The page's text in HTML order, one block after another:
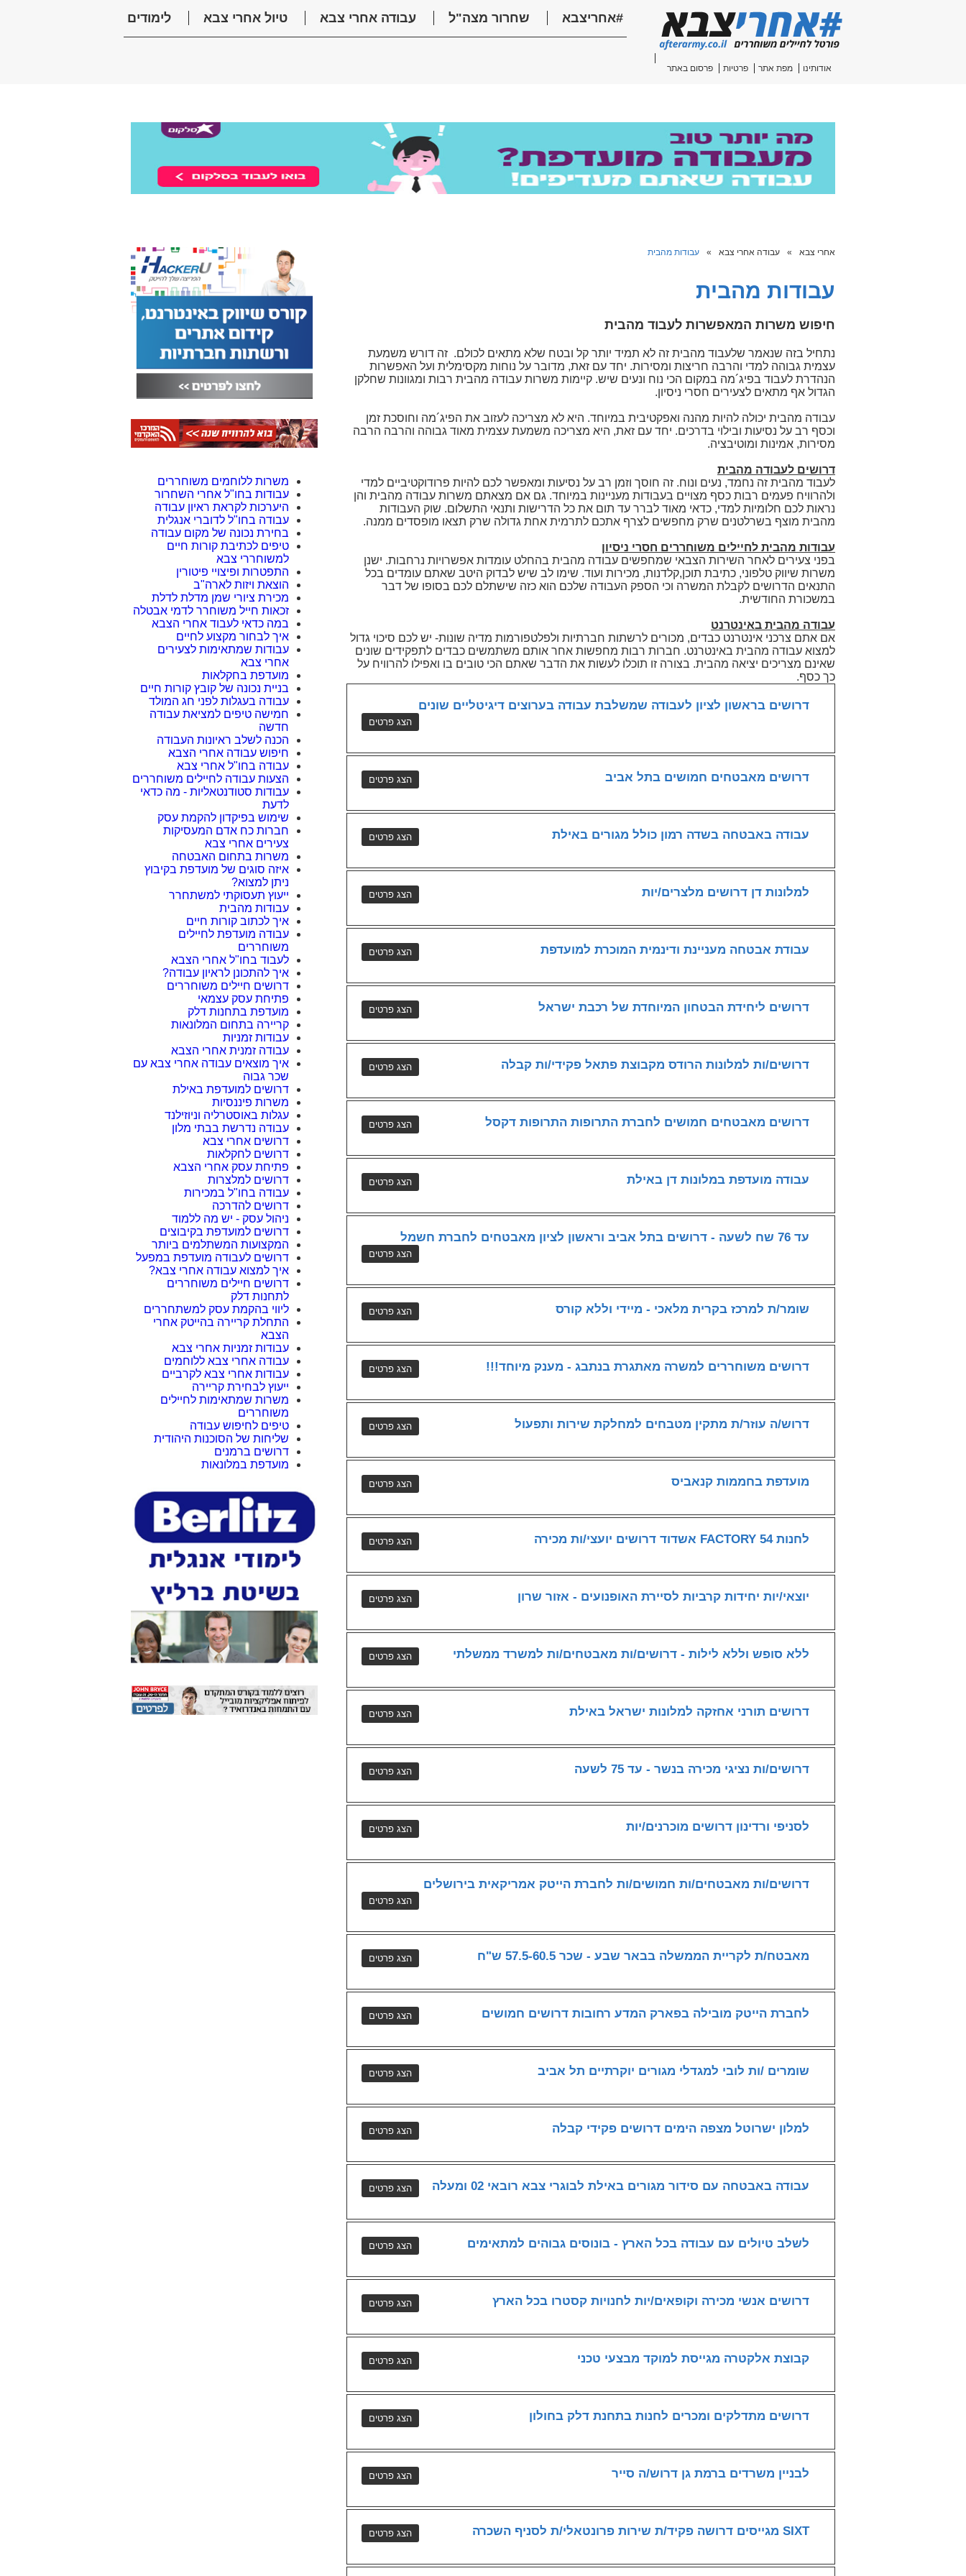
אודותינו מפת אתר פרטיות פרסום באתר
#אחריצבא שחרור מצה"ל עבודה אחרי צבא טיול אחרי צבא לימודים
אחרי צבא » עבודה אחרי צבא » עבודות מהבית
עבודות מהבית
חיפוש משרות המאפשרות לעבוד מהבית
נתחיל בזה שנאמר שלעבוד מהבית זה לא תמיד יותר קל ובטח שלא מתאים לכולם. זה דורש משמעת
עצמית גבוהה למדי והרבה חריצות ומסירות. יחד עם זאת, מדובר על נוחות מקסימלית ועל האפשרות
הנהדרת לעבוד בפיג´מה במקום הכי נוח ונעים שיש. קיימות משרות עבודה מהבית רבות ומגוונות שחלקן
הגדול אף מתאים לצעירים חסרי ניסיון.
עבודה מהבית יכולה להיות מהנה ואפקטיבית במיוחד. היא לא מצריכה לעזוב את הפיג´מה וחוסכת זמן
וכסף רב על נסיעות ובילוי בדרכים. יחד עם זאת, היא מצריכה משמעת עצמית מאוד גבוהה והרבה הרבה
מסירות, אמינות ומוטיבציה.
דרושים לעבודה מהבית
לעבוד מהבית זה נחמד, נעים ונוח. זה חוסך וזמן רב על נסיעות ומאפשר לכם להיות פרודוקטיביים למדי
ולהרוויח פעמים רבות כסף מצויים בעבודות מעניינות במיוחד. גם אם מצאתם משרות עבודה מהבית והן
נראות לכם חלומיות למדי, כדאי מאוד לברר עד תום את כל הדרישות ותנאי התשלום. שוק העבודות
מהבית מוצף בשרלטנים שרק מחפשים לצרף אתכם לתרמית אחת גדולה שרק תצאו מופסדים ממנה.
עבודות מהבית לחיילים משוחררים חסרי ניסיון
בפני צעירים לאחר השירות הצבאי שמחפשים עבודה מהבית בהחלט עומדות אפשרויות נרחבות. ישנן
משרות שיווק טלפוני, כתיבת תוכן,קלדנות, מכירות ועוד. שימו לב שיש לבדוק היטב שאתם עומדים בכל
התנאים הדרושים לקבלת המשרה וכי הספק העבודה שלכם הוא כזה שישתלם לכם בסופו של דבר
במשכורת החודשית.
עבודה מהבית באינטרנט
אם אתם צרכני אינטרנט כבדים, מכורים לרשתות חברתיות ולפלטפורמות מדיה שונות- יש לכם סיכוי גדול
למצוא עבודה מהבית באינטרנט. חברות רבות מחפשות אחר אותם משתמשים כבדים לתפקידים שונים
שאינם מצריכים יציאה מהבית. בצורה זו תוכלו לעשות את הדבר שאתם הכי טובים בו ואפילו להרוויח על
כך כסף.
דרושים בראשון לציון לעבודה שמשלבת עבודה בערוצים דיגיטליים שונים
דרושים מאבטחים חמושים בתל אביב
עבודה באבטחה בשדה רמון כולל מגורים באילת
למלונות דן דרושים מלצרים/יות
עבודת אבטחה מעניינת ודינמית המוכרת למועדפת
דרושים ליחידת הבטחון המיוחדת של רכבת ישראל
דרושים/ות למלונות הרודס מקבוצת פתאל פקידי/ות קבלה
דרושים מאבטחים חמושים לחברת התרופות התרופות דקסל
עבודה מועדפת במלונות דן באילת
עד 76 שח לשעה - דרושים בתל אביב וראשון לציון מאבטחים לחברת חשמל
שומר/ת למרכז בקרית מלאכי - מיידי וללא קורס
דרושים משוחררים למשרה מאתגרת בנתבג - מענק מיוחד!!!
דרוש/ה עוזר/ת מתקין מטבחים למחלקת שירות ותפעול
מועדפת בחממות קנאביס
לחנות FACTORY 54 אשדוד דרושים יועצי/ות מכירה
יוצאי/יות יחידות קרביות לסיירת האופנועים - אזור שרון
ללא סופש וללא לילות - דרושים/ות מאבטחים/ות למשרד ממשלתי
דרושים תורני אחזקה למלונות ישראל באילת
דרושים/ות נציגי מכירה בנשר - עד 75 לשעה
לסניפי ורדינון דרושים מוכרנים/יות
דרושים/ות מאבטחים/ות חמושים/ות לחברת הייטק אמריקאית בירושלים
מאבטח/ת לקריית הממשלה בבאר שבע - שכר 57.5-60.5 ש"ח
לחברת הייטק מובילה בפארק המדע רחובות דרושים חמושים
שומרים /ות לובי למגדלי מגורים יוקרתיים תל אביב
למלון ישרוטל מצפה הימים דרושים פקידי קבלה
עבודה באבטחה עם סידור מגורים באילת לבוגרי צבא רובאי 02 ומעלה
לשלב טיולים עם עבודה בכל הארץ - בונוסים גבוהים למתאימים
דרושים אנשי מכירה וקופאים/יות לחנויות קסטרו בכל הארץ
קבוצת אלקטרה מגייסת למוקד מבצעי טכני
דרושים מתדלקים ומכרים לחנות בתחנת דלק בחולון
לבניין משרדים ברמת גן דרוש/ה סייר
SIXT מגייסים דרושה פקיד/ת שירות פרונטאלי/ת לסניף השכרה
משרות ללוחמים משוחררים
עבודות בחו"ל אחרי השחרור
היערכות לקראת ראיון עבודה
עבודה בחו"ל לדוברי אנגלית
בחירת נכונה של מקום עבודה
טיפים לכתיבת קורות חיים
למשוחררי צבא
התפטרות ופיצויי פיטורין
הוצאת ויזות לארה"ב
מכירת ציורי שמן מדלת לדלת
זכאות חייל משוחרר לדמי אבטלה
במה כדאי לעבוד אחרי הצבא
איך לבחור מקצוע לחיים
עבודות שמתאימות לצעירים
אחרי צבא
מועדפת בחקלאות
בניית נכונה של קובץ קורות חיים
עבודה בעגלות לפני חג המולד
חמישה טיפים למציאת עבודה
חדשה
הכנה לשלב ראיונות העבודה
חיפוש עבודה אחרי הצבא
עבודה בחו"ל אחרי צבא
הצעות עבודה לחיילים משוחררים
עבודות סטודנטאליות - מה כדאי
לדעת
שימוש בפיקדון להקמת עסק
חברות כח אדם המעסיקות
צעירים אחרי צבא
משרות בתחום האבטחה
איזה סוגים של מועדפת בקיבוץ
ניתן למצוא?
ייעוץ תעסוקתי למשתחרר
עבודות מהבית
איך לכתוב קורות חיים
עבודה מועדפת לחיילים
משוחררים
לעבוד בחו"ל אחרי הצבא
איך להתכונן לראיון עבודה?
דרושים חיילים משוחררים
פתיחת עסק עצמאי
מועדפת בתחנות דלק
קריירה בתחום המלונאות
עבודות זמניות
עבודה זמנית אחרי הצבא
איך מוצאים עבודה אחרי צבא עם
שכר גבוה
דרושים למועדפת באילת
משרות פיננסיות
עגלות באוסטרליה וניוזילנד
עבודה נדרשת בבתי מלון
דרושים אחרי צבא
דרושים לחקלאות
פתיחת עסק אחרי הצבא
דרושים למלצרות
עבודה בחו"ל במכירות
דרושים להדרכה
ניהול עסק - יש מה ללמוד
דרושים למועדפת בקיבוצים
המקצועות המשתלמים ביותר
דרושים לעבודה מועדפת במפעל
איך למצוא עבודה אחרי צבא?
דרושים חיילים משוחררים
לתחנות דלק
ליווי בהקמת עסק למשתחררים
התחלת קריירה בהייטק אחרי
הצבא
עבודות זמניות אחרי צבא
עבודה אחרי צבא ללוחמים
עבודות אחרי צבא לקרביים
ייעוץ לבחירת קריירה
משרות שמתאימות לחיילים
משוחררים
טיפים לחיפוש עבודה
שליחות של הסוכנות היהודית
דרושים ברמנים
מועדפת במלונאות